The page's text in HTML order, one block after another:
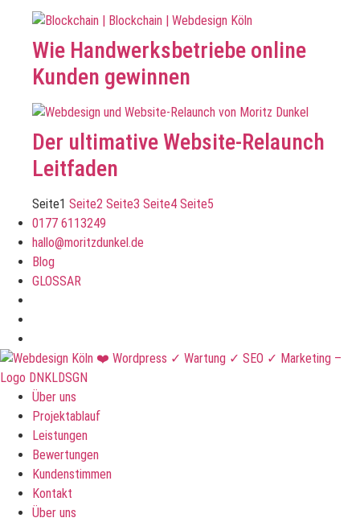
Wie Handwerksbetriebe online
Kunden gewinnen
Der ultimative Website-Relaunch
Leitfaden
Seite1 Seite2 Seite3 Seite4 Seite5
0177 6113249
hallo@moritzdunkel.de
Blog
GLOSSAR
Über uns
Projektablauf
Leistungen
Bewertungen
Kundenstimmen
Kontakt
Über uns